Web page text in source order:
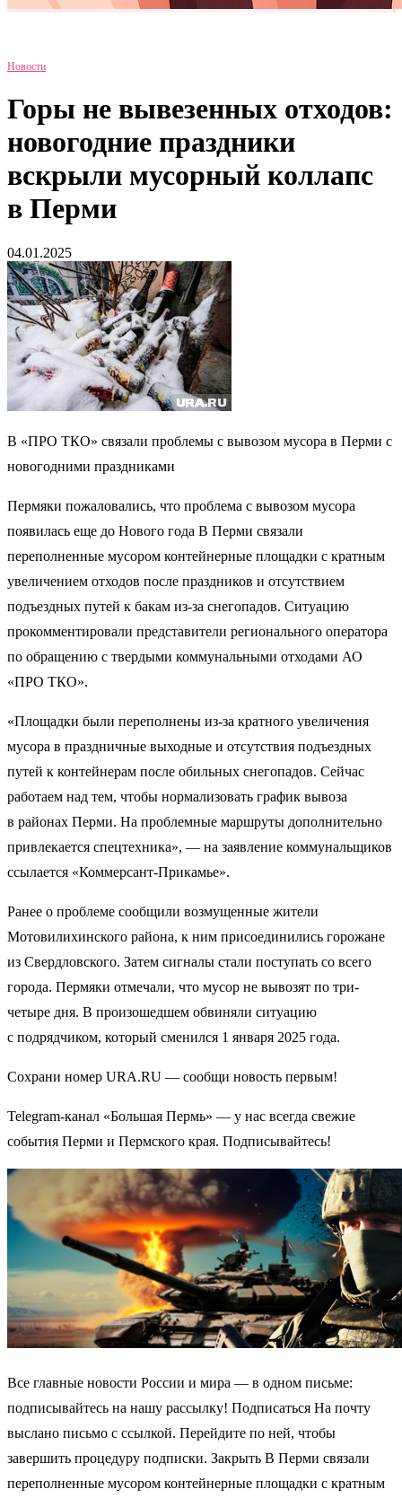
Новости
Горы не вывезенных отходов:
новогодние праздники
вскрыли мусорный коллапс
в Перми
04.01.2025
В «ПРО ТКО» связали проблемы с вывозом мусора в Перми с
новогодними праздниками
Пермяки пожаловались, что проблема с вывозом мусора
появилась еще до Нового года В Перми связали
переполненные мусором контейнерные площадки с кратным
увеличением отходов после праздников и отсутствием
подъездных путей к бакам из-за снегопадов. Ситуацию
прокомментировали представители регионального оператора
по обращению с твердыми коммунальными отходами АО
«ПРО ТКО».
«Площадки были переполнены из-за кратного увеличения
мусора в праздничные выходные и отсутствия подъездных
путей к контейнерам после обильных снегопадов. Сейчас
работаем над тем, чтобы нормализовать график вывоза
в районах Перми. На проблемные маршруты дополнительно
привлекается спецтехника», — на заявление коммунальщиков
ссылается «Коммерсант-Прикамье».
Ранее о проблеме сообщили возмущенные жители
Мотовилихинского района, к ним присоединились горожане
из Свердловского. Затем сигналы стали поступать со всего
города. Пермяки отмечали, что мусор не вывозят по три-
четыре дня. В произошедшем обвиняли ситуацию
с подрядчиком, который сменился 1 января 2025 года.
Сохрани номер URA.RU — сообщи новость первым!
Telegram-канал «Большая Пермь» — у нас всегда свежие
события Перми и Пермского края. Подписывайтесь!
Все главные новости России и мира — в одном письме:
подписывайтесь на нашу рассылку! Подписаться На почту
выслано письмо с ссылкой. Перейдите по ней, чтобы
завершить процедуру подписки. Закрыть В Перми связали
переполненные мусором контейнерные площадки с кратным